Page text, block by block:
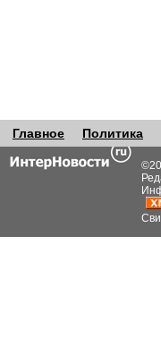
Главное Политика